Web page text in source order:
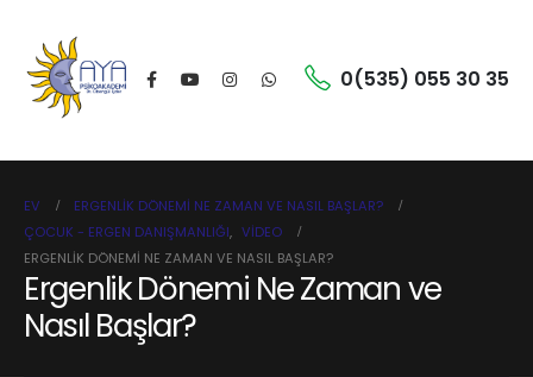
0(535) 055 30 35
EV
ERGENLIK DÖNEMI NE ZAMAN VE NASIL BAŞLAR?
ÇOCUK - ERGEN DANIŞMANLIĞI, VIDEO
ERGENLIK DÖNEMI NE ZAMAN VE NASIL BAŞLAR?
Ergenlik Dönemi Ne Zaman ve
Nasıl Başlar?